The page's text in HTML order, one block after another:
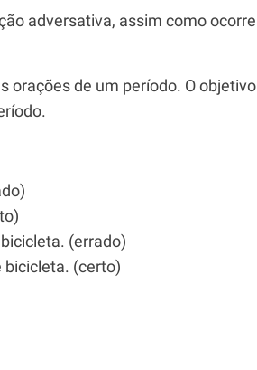
adversativa, assim como ocorre
orações de um período. O objetivo
(errado)
bicicleta. (certo)